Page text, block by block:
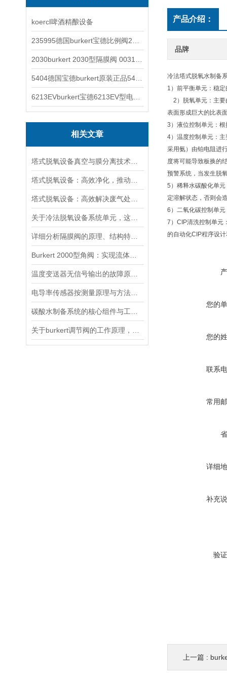
koercl啤酒精酿设备
相关文章
产品介绍：
品牌
冷法塔式脱氧水制备
1）前平衡单元：稳
2）脱氧单元：主要
表面形成巨大的比表
3）液位控制单元：
4）温度控制单元：
采用氨）由铂电阻进
度将可能导致板换的
预警系统，当发生脱
5）稀释水碳酸化单
定溶解状态，否则会
6）二氧化碳控制单
7）CIP清洗控制单元
的自动化CIP程序设
您的
您的
联系
常用
详细
补充
验
上一篇 :